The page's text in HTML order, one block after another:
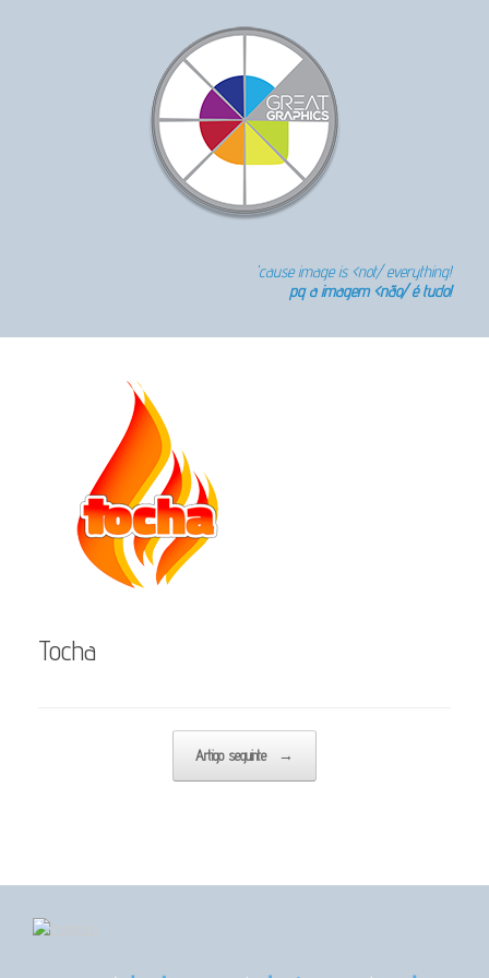
'cause image is <not/ everything!
pq a imagem <não/ é tudo!
Tocha
Artigo seguinte
→